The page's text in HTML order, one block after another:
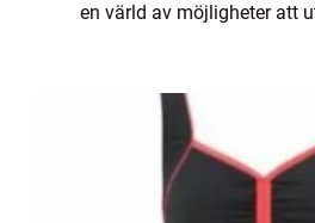
en värld av möjligheter att